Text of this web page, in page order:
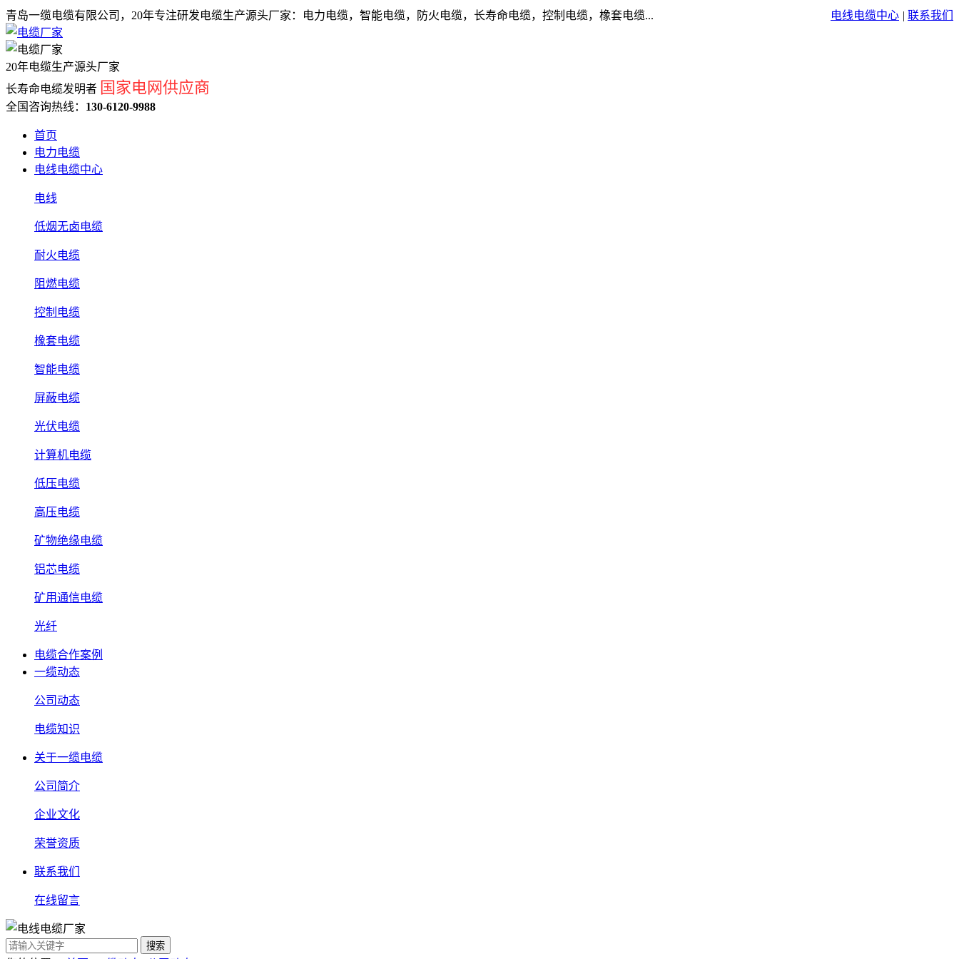
电线电缆中心 | 联系我们
青岛一缆电缆有限公司，20年专注研发电缆生产源头厂家：电力电缆，智能电缆，防火电缆，长寿命电缆，控制电缆，橡套电缆...
20年电缆生产源头厂家
长寿命电缆发明者 国家电网供应商
全国咨询热线： 130-6120-9988
首页
电力电缆
电线电缆中心
电线
低烟无卤电缆
耐火电缆
阻燃电缆
控制电缆
橡套电缆
智能电缆
屏蔽电缆
光伏电缆
计算机电缆
低压电缆
高压电缆
矿物绝缘电缆
铝芯电缆
矿用通信电缆
光纤
电缆合作案例
一缆动态
公司动态
电缆知识
关于一缆电缆
公司简介
企业文化
荣誉资质
联系我们
在线留言
搜索